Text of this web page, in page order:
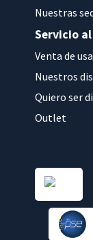
Nuestras
Servicio
Venta de
Nuestros
Quiero ser
Outlet